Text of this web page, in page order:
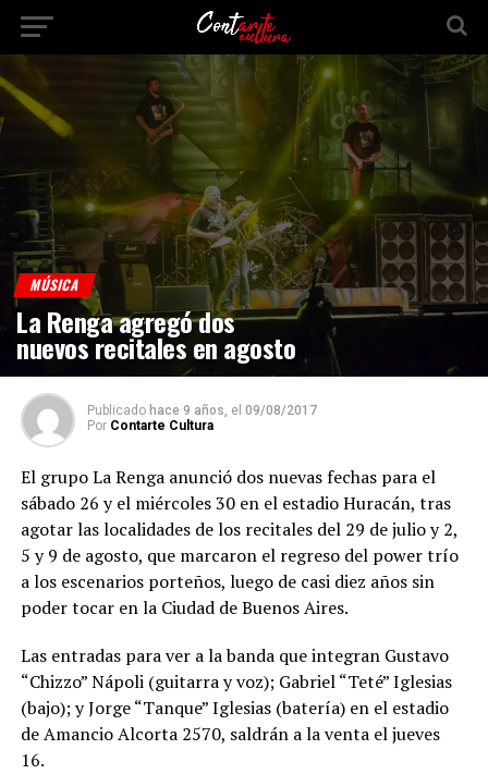
MÚSICA
La Renga agregó dos
nuevos recitales en agosto
Publicado hace 9 años, el 09/08/2017
Por Contarte Cultura
El grupo La Renga anunció dos nuevas fechas para el
sábado 26 y el miércoles 30 en el estadio Huracán, tras
agotar las localidades de los recitales del 29 de julio y 2,
5 y 9 de agosto, que marcaron el regreso del power trío
a los escenarios porteños, luego de casi diez años sin
poder tocar en la Ciudad de Buenos Aires.
Las entradas para ver a la banda que integran Gustavo
“Chizzo” Nápoli (guitarra y voz); Gabriel “Teté” Iglesias
(bajo); y Jorge “Tanque” Iglesias (batería) en el estadio
de Amancio Alcorta 2570, saldrán a la venta el jueves
16.